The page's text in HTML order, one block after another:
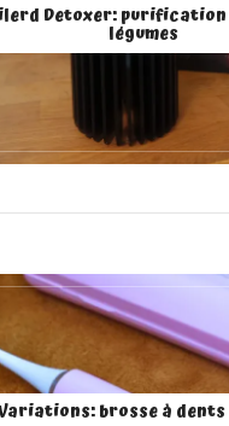
Detoxer:
légumes
brosse à